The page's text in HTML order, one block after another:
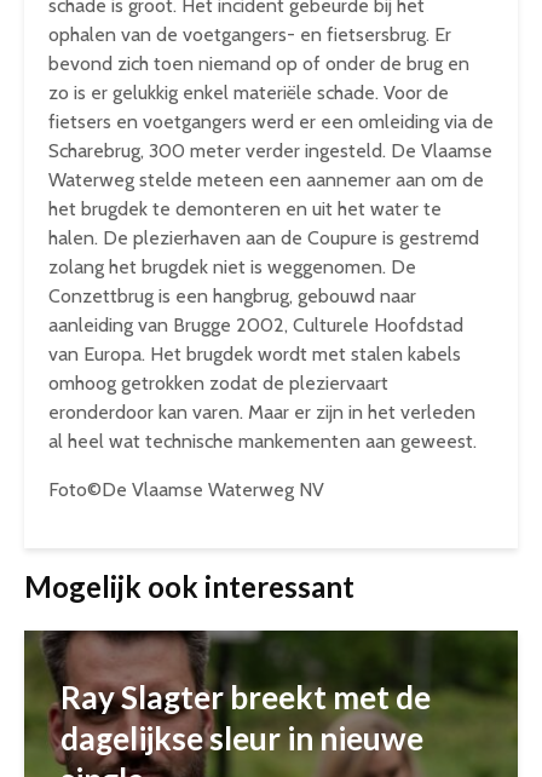
schade is groot. Het incident gebeurde bij het
ophalen van de voetgangers- en fietsersbrug. Er
bevond zich toen niemand op of onder de brug en
zo is er gelukkig enkel materiële schade. Voor de
fietsers en voetgangers werd er een omleiding via de
Scharebrug, 300 meter verder ingesteld. De Vlaamse
Waterweg stelde meteen een aannemer aan om de
het brugdek te demonteren en uit het water te
halen. De plezierhaven aan de Coupure is gestremd
zolang het brugdek niet is weggenomen. De
Conzettbrug is een hangbrug, gebouwd naar
aanleiding van Brugge 2002, Culturele Hoofdstad
van Europa. Het brugdek wordt met stalen kabels
omhoog getrokken zodat de pleziervaart
eronderdoor kan varen. Maar er zijn in het verleden
al heel wat technische mankementen aan geweest.
Foto©De Vlaamse Waterweg NV
Mogelijk ook interessant
Ray Slagter breekt met de
dagelijkse sleur in nieuwe